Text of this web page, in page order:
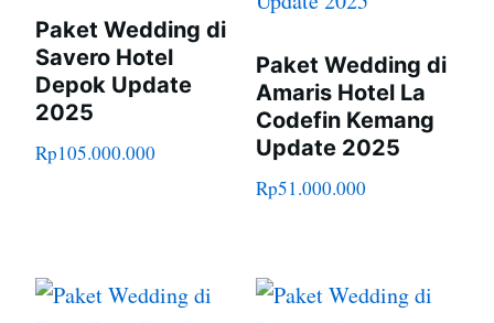
Paket Wedding di
Savero Hotel
Depok Update
2025
Rp105.000.000
Paket Wedding di
Amaris Hotel La
Codefin Kemang
Update 2025
Rp51.000.000